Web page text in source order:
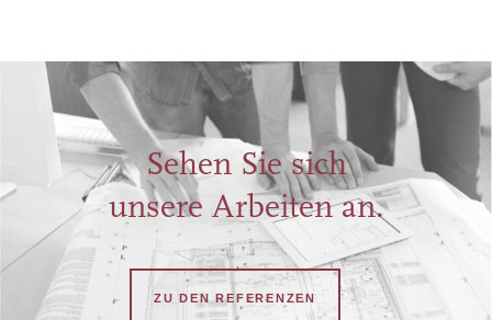
Sehen Sie sich
unsere Arbeiten an.
ZU DEN REFERENZEN